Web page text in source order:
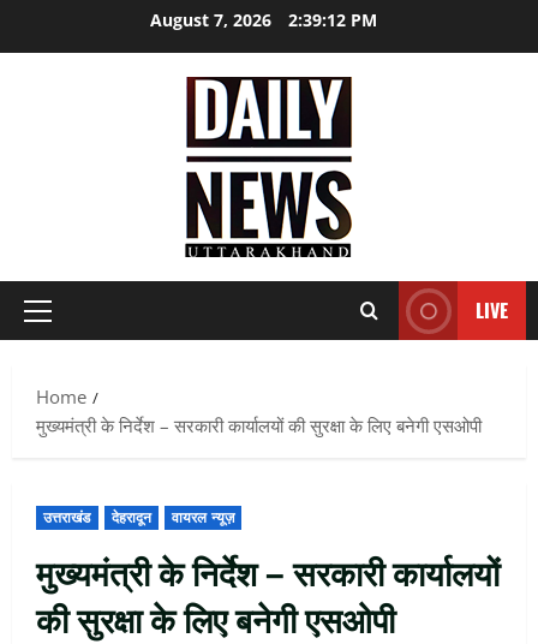
August 7, 2026 2:39:13 PM
Primary
LIVE
Home
मुख्यमंत्री के निर्देश – सरकारी कार्यालयों की सुरक्षा के लिए बनेगी एसओपी
उत्तराखंड देहरादून वायरल न्यूज़
मुख्यमंत्री के निर्देश – सरकारी कार्यालयों
की सुरक्षा के लिए बनेगी एसओपी